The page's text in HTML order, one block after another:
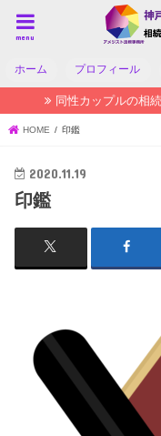
menu
ホーム プロフィール
同性カップルの相
HOME 印鑑
2020.11.19
印鑑